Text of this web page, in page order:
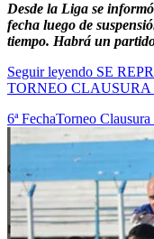
Desde la Liga se
fecha luego de
tiempo. Habrá un
Seguir leyendo SE
TORNEO CLAUSURA
6ª FechaTorneo